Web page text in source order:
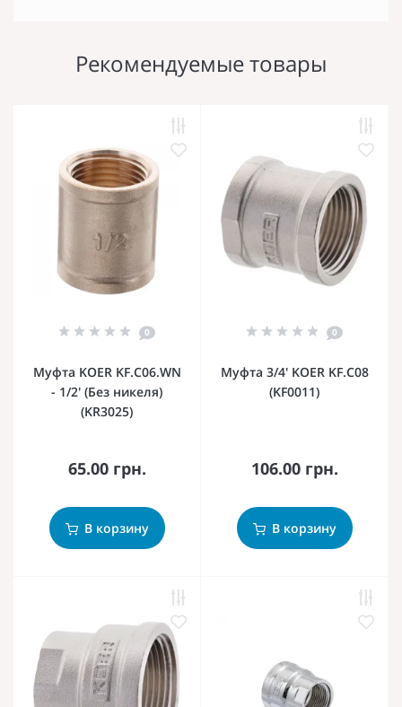
Рекомендуемые товары
0
Муфта KOER KF.C06.WN
- 1/2' (Без никеля)
(KR3025)
65.00 грн.
В корзину
0
Муфта 3/4' KOER KF.C08
(KF0011)
106.00 грн.
В корзину